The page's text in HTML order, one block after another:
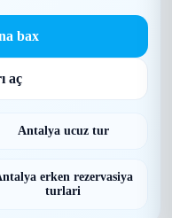
bax
aç
Antalya ucuz tur
erken rezervasiya
turlari